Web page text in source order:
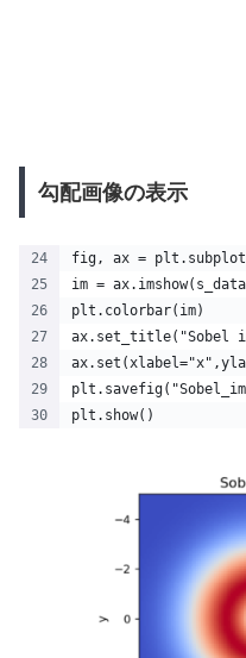
勾配画像の表示
fig, ax =
im =
plt.colorbar(im)
ax.set_title("Sobel
plt.show()